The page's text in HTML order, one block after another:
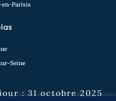
en-Parisis
Seine
: 31 octobre 2025